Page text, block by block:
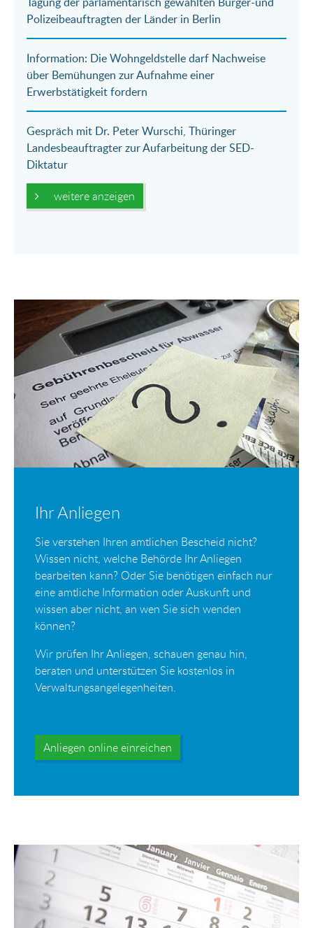
Mail
Polizeibeauftragten der Länder in Berlin
Information: Die Wohngeldstelle darf Nachweise
über Bemühungen zur Aufnahme einer
Erwerbstätigkeit fordern
Gespräch mit Dr. Peter Wurschi, Thüringer
Landesbeauftragter zur Aufarbeitung der SED-
Diktatur
weitere anzeigen
Ihr Anliegen
Sie verstehen Ihren amtlichen Bescheid nicht?
Wissen nicht, welche Behörde Ihr Anliegen
bearbeiten kann? Oder Sie benötigen einfach nur
eine amtliche Information oder Auskunft und
wissen aber nicht, an wen Sie sich wenden
können?
Wir prüfen Ihr Anliegen, schauen genau hin,
beraten und unterstützen Sie kostenlos in
Verwaltungsangelegenheiten.
Anliegen online einreichen